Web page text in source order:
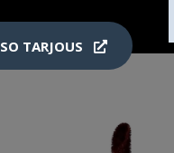
LISÄTIETOJA
TARJOUS